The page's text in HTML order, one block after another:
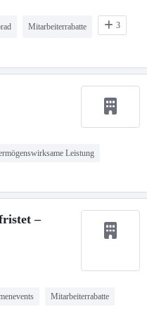
Mitarbeiterrabatte 3
Leistung
–
Mitarbeiterrabatte